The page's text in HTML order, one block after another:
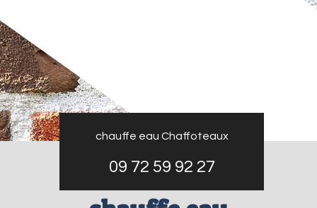
chauffe eau Chaffoteaux
09 72 59 92 27